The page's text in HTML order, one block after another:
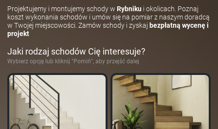
Projektujemy i montujemy schody w Rybniku i okolicach. Poznaj
koszt wykonania schodów i umów się na pomiar z naszym doradcą
w Twojej miejscowości. Zamów schody i zyskaj bezpłatną wycenę i
projekt
Jaki rodzaj schodów Cię interesuje?
Wybierz opcję lub kliknij "Pomiń", aby przejść dalej